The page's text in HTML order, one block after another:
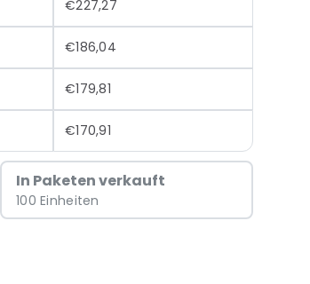
€227,27
€186,04
€179,81
€170,91
In Paketen verkauft
100 Einheiten